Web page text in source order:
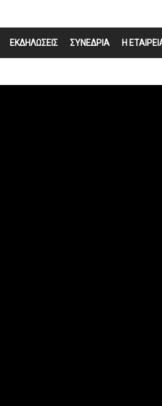
ΕΚΔΗΛΩΣΕΙΣ ΣΥΝΕΔΡΙΑ Η